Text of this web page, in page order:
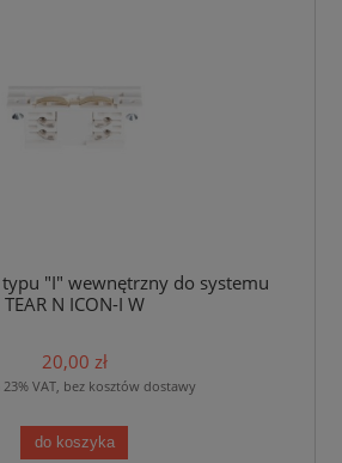
"I" wewnętrzny do systemu
TEAR N ICON-I W
20,00 zł
VAT, bez kosztów dostawy
do koszyka